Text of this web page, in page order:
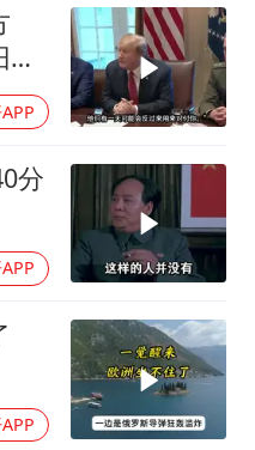
上调存款利率
货车高速制动失灵 交警护航化险为夷
白海豚突然大拐弯 走出罕见路线
分